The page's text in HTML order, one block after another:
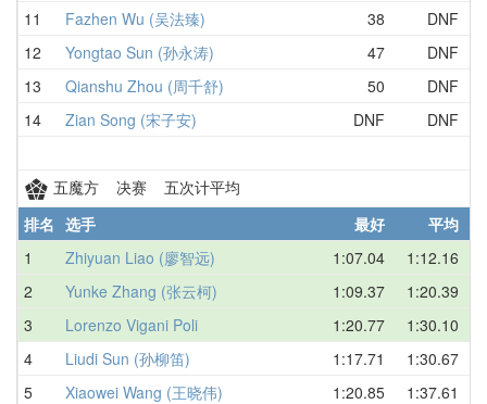
11
Fazhen Wu (吴法臻) 38 DNF
12
Yongtao Sun (孙永涛) 47 DNF
13
Qianshu Zhou (周千舒) 50 DNF
14
Zian Song (宋子安) DNF DNF
五魔方 决赛 五次计平均
排名 选手 最好 平均
1
Zhiyuan Liao (廖智远) 1:07.04 1:12.16
2
Yunke Zhang (张云柯) 1:09.37 1:20.39
3
Lorenzo Vigani Poli 1:20.77 1:30.10
4
Liudi Sun (孙柳笛) 1:17.71 1:30.67
5
Xiaowei Wang (王晓伟) 1:20.85 1:37.61